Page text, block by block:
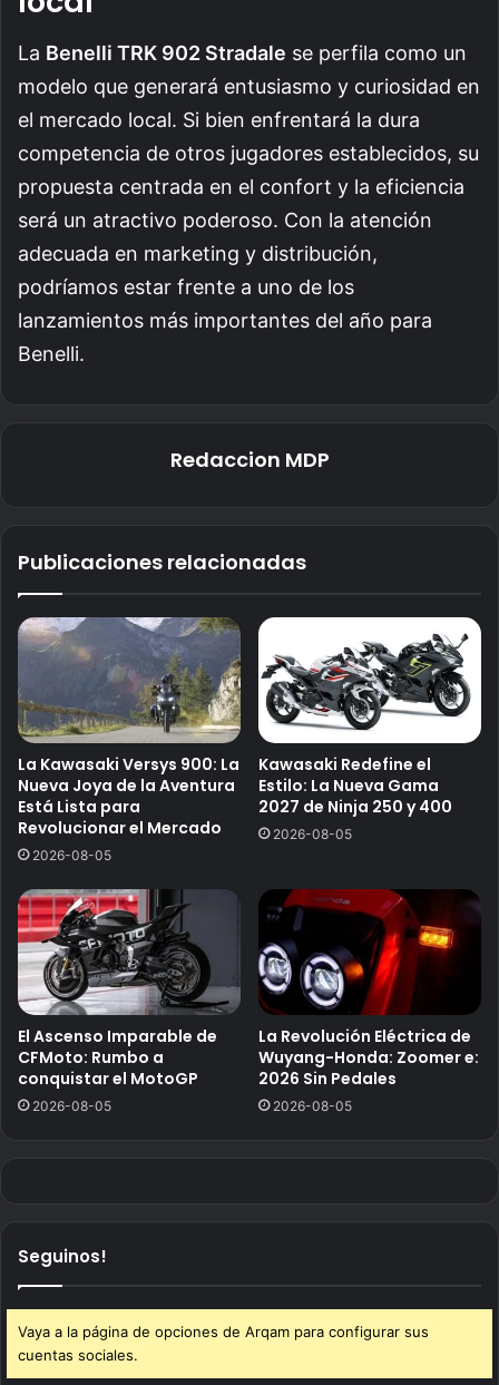
La Benelli TRK 902 Stradale se perfila como un
modelo que generará entusiasmo y curiosidad en
el mercado local. Si bien enfrentará la dura
competencia de otros jugadores establecidos, su
propuesta centrada en el confort y la eficiencia
será un atractivo poderoso. Con la atención
adecuada en marketing y distribución,
podríamos estar frente a uno de los
lanzamientos más importantes del año para
Benelli.
Redaccion MDP
Publicaciones relacionadas
La Kawasaki Versys 900: La
Nueva Joya de la Aventura
Está Lista para
Revolucionar el Mercado
2026-08-05
Kawasaki Redefine el
Estilo: La Nueva Gama
2027 de Ninja 250 y 400
2026-08-05
El Ascenso Imparable de
CFMoto: Rumbo a
conquistar el MotoGP
2026-08-05
La Revolución Eléctrica de
Wuyang-Honda: Zoomer e:
2026 Sin Pedales
2026-08-05
Seguinos!
Vaya a la página de opciones de Arqam para configurar sus
cuentas sociales.